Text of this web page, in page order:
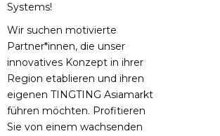
Systems!
Wir suchen motivierte
Partner*innen, die unser
innovatives Konzept in ihrer
Region etablieren und ihren
eigenen TINGTING Asiamarkt
führen möchten. Profitieren
Sie von einem wachsenden